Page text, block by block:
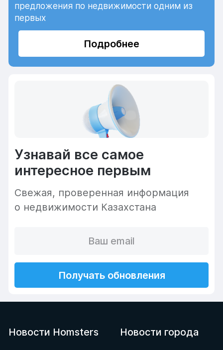
предложения по недвижимости одним из
первых
Подробнее
Узнавай все самое
интересное первым
Cвежая, проверенная информация
о недвижимости Казахстана
Получать обновления
Новости Homsters Новости города